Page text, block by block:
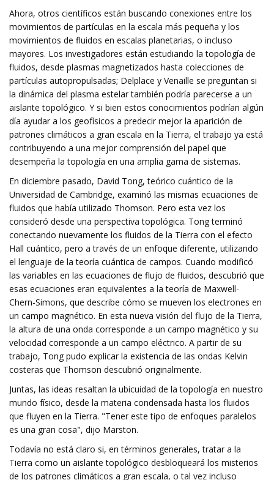
Ahora, otros científicos están buscando conexiones entre los
movimientos de partículas en la escala más pequeña y los
movimientos de fluidos en escalas planetarias, o incluso
mayores. Los investigadores están estudiando la topología de
fluidos, desde plasmas magnetizados hasta colecciones de
partículas autopropulsadas; Delplace y Venaille se preguntan si
la dinámica del plasma estelar también podría parecerse a un
aislante topológico. Y si bien estos conocimientos podrían algún
día ayudar a los geofísicos a predecir mejor la aparición de
patrones climáticos a gran escala en la Tierra, el trabajo ya está
contribuyendo a una mejor comprensión del papel que
desempeña la topología en una amplia gama de sistemas.
En diciembre pasado, David Tong, teórico cuántico de la
Universidad de Cambridge, examinó las mismas ecuaciones de
fluidos que había utilizado Thomson. Pero esta vez los
consideró desde una perspectiva topológica. Tong terminó
conectando nuevamente los fluidos de la Tierra con el efecto
Hall cuántico, pero a través de un enfoque diferente, utilizando
el lenguaje de la teoría cuántica de campos. Cuando modificó
las variables en las ecuaciones de flujo de fluidos, descubrió que
esas ecuaciones eran equivalentes a la teoría de Maxwell-
Chern-Simons, que describe cómo se mueven los electrones en
un campo magnético. En esta nueva visión del flujo de la Tierra,
la altura de una onda corresponde a un campo magnético y su
velocidad corresponde a un campo eléctrico. A partir de su
trabajo, Tong pudo explicar la existencia de las ondas Kelvin
costeras que Thomson descubrió originalmente.
Juntas, las ideas resaltan la ubicuidad de la topología en nuestro
mundo físico, desde la materia condensada hasta los fluidos
que fluyen en la Tierra. "Tener este tipo de enfoques paralelos
es una gran cosa", dijo Marston.
Todavía no está claro si, en términos generales, tratar a la
Tierra como un aislante topológico desbloqueará los misterios
de los patrones climáticos a gran escala, o tal vez incluso